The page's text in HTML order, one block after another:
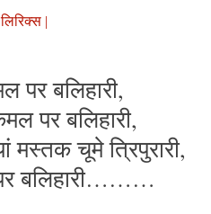
|
पर बलिहारी,
पर बलिहारी,
मस्तक चूमे त्रिपुरारी,
बलिहारी………